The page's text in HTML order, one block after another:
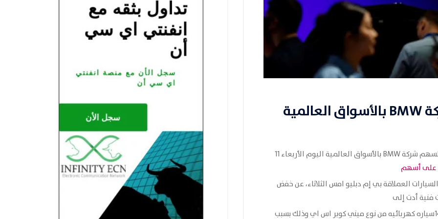
التحليل الفني لسهم شركة BMW بالأسواق العالمية
التحليل الفني لسهم شركة BMW بالأسواق العالمية اليوم الأربعاء 11
على أسهم
العملاقة بي إم دبليو امس الثلاثاء، عن خفض
توقف تسليم السيارات وتم استدعاء ما يقارب 140سياره كهربائيه من نوع ميني كوبر اس اي وذلك بسبب